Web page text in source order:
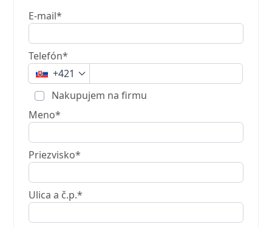
E-mail*
Telefón*
+421
Nakupujem na firmu
Meno*
Priezvisko*
Ulica a č.p.*